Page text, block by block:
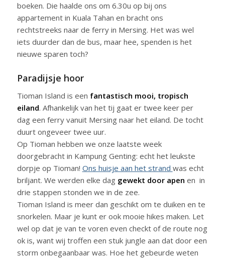
boeken. Die haalde ons om 6.30u op bij ons
appartement in Kuala Tahan en bracht ons
rechtstreeks naar de ferry in Mersing. Het was wel
iets duurder dan de bus, maar hee, spenden is het
nieuwe sparen toch?
Paradijsje hoor
Tioman Island is een fantastisch mooi, tropisch
eiland. Afhankelijk van het tij gaat er twee keer per
dag een ferry vanuit Mersing naar het eiland. De tocht
duurt ongeveer twee uur.
Op Tioman hebben we onze laatste week
doorgebracht in Kampung Genting: echt het leukste
dorpje op Tioman! Ons huisje aan het strand was echt
briljant. We werden elke dag gewekt door apen en in
drie stappen stonden we in de zee.
Tioman Island is meer dan geschikt om te duiken en te
snorkelen. Maar je kunt er ook mooie hikes maken. Let
wel op dat je van te voren even checkt of de route nog
ok is, want wij troffen een stuk jungle aan dat door een
storm onbegaanbaar was. Hoe het gebeurde weten